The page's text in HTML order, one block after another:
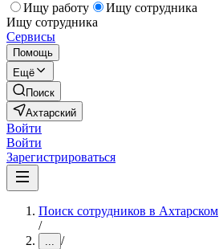
Ищу работу
Ищу сотрудника
Ищу сотрудника
Сервисы
Помощь
Ещё
Поиск
Ахтарский
Войти
Войти
Зарегистрироваться
Поиск сотрудников в Ахтарском
/
... /